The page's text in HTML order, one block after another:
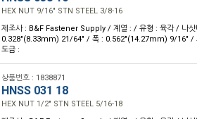
HEX NUT 9/16" STN STEEL 3/8-16
제조사 : B&F Fastener Supply / 계열 : / 유형 : 육각 / 나
0.328"(8.33mm) 21/64" / 폭 : 0.562"(14.27mm) 9/16" /
도금 :
상품번호 : 1838871
HNSS 031 18
HEX NUT 1/2" STN STEEL 5/16-18